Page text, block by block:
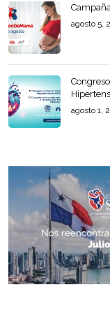
agosto 5,
agosto 1,